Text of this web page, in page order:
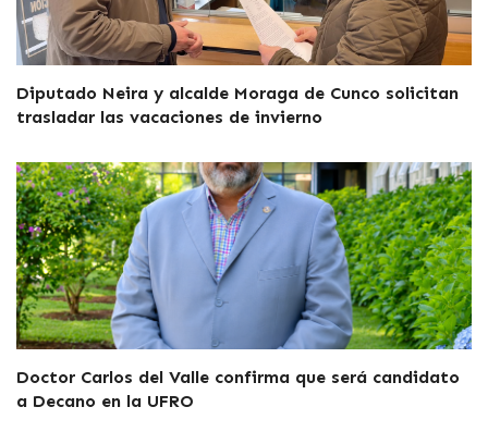
Diputado Neira y alcalde Moraga de Cunco solicitan
trasladar las vacaciones de invierno
Doctor Carlos del Valle confirma que será candidato
a Decano en la UFRO